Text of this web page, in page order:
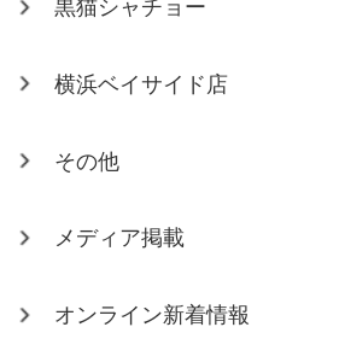
黒猫シャチョー
横浜ベイサイド店
その他
メディア掲載
オンライン新着情報